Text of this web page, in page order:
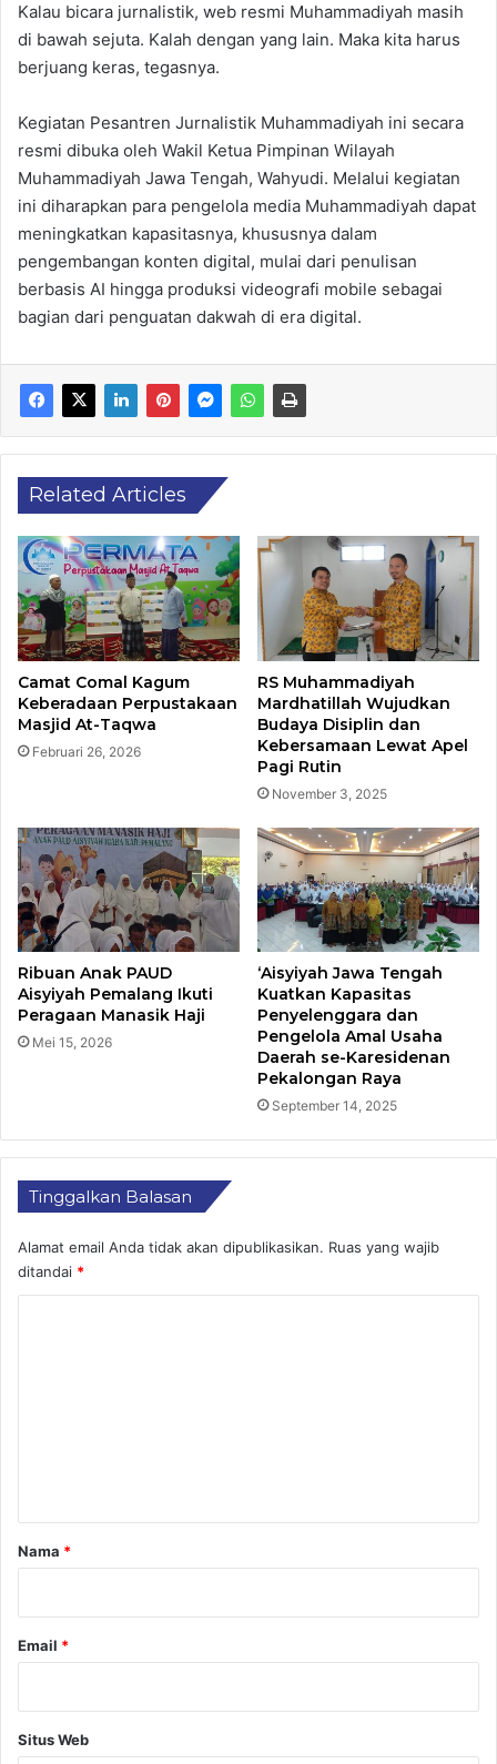
Kalau bicara jurnalistik, web resmi Muhammadiyah masih
di bawah sejuta. Kalah dengan yang lain. Maka kita harus
berjuang keras, tegasnya.
Kegiatan Pesantren Jurnalistik Muhammadiyah ini secara
resmi dibuka oleh Wakil Ketua Pimpinan Wilayah
Muhammadiyah Jawa Tengah, Wahyudi. Melalui kegiatan
ini diharapkan para pengelola media Muhammadiyah dapat
meningkatkan kapasitasnya, khususnya dalam
pengembangan konten digital, mulai dari penulisan
berbasis AI hingga produksi videografi mobile sebagai
bagian dari penguatan dakwah di era digital.
Related Articles
Camat Comal Kagum
Keberadaan Perpustakaan
Masjid At-Taqwa
Februari 26, 2026
RS Muhammadiyah
Mardhatillah Wujudkan
Budaya Disiplin dan
Kebersamaan Lewat Apel
Pagi Rutin
November 3, 2025
Ribuan Anak PAUD
Aisyiyah Pemalang Ikuti
Peragaan Manasik Haji
Mei 15, 2026
‘Aisyiyah Jawa Tengah
Kuatkan Kapasitas
Penyelenggara dan
Pengelola Amal Usaha
Daerah se-Karesidenan
Pekalongan Raya
September 14, 2025
Tinggalkan Balasan
Alamat email Anda tidak akan dipublikasikan. Ruas yang wajib
ditandai *
r
Nama *
Email *
Situs Web